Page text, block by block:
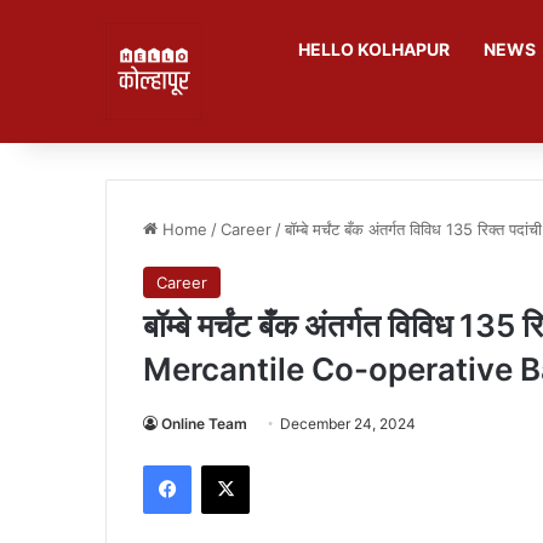
HELLO KOLHAPUR NEWS
Home /Career /बॉम्बे मर्चंट बँक अंतर्गत विविध 135
Career
बॉम्बे मर्चंट बँक अंतर्गत विविध 135
Mercantile Co-operative
Online Team December 24, 2024
Facebook
X